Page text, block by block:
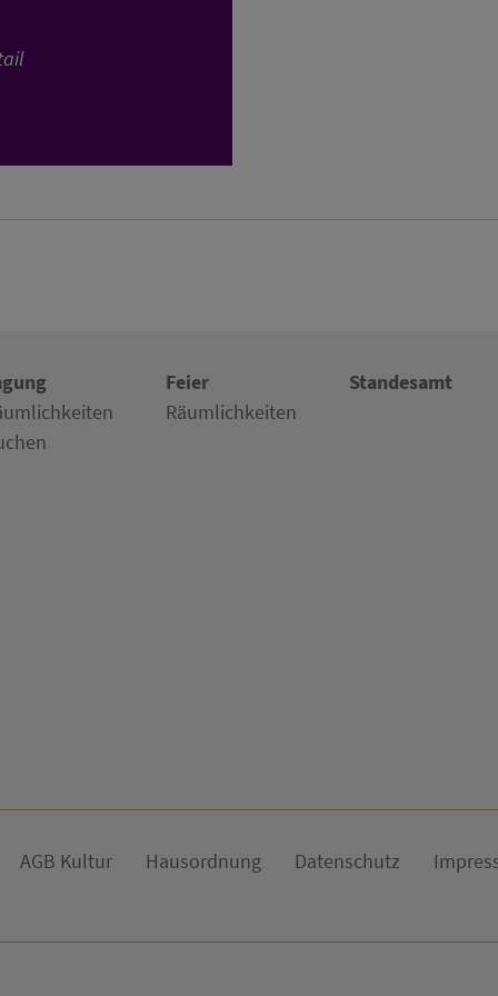
Feier
Räumlichkeiten
Standesamt
AGB Kultur Hausordnung Datenschutz